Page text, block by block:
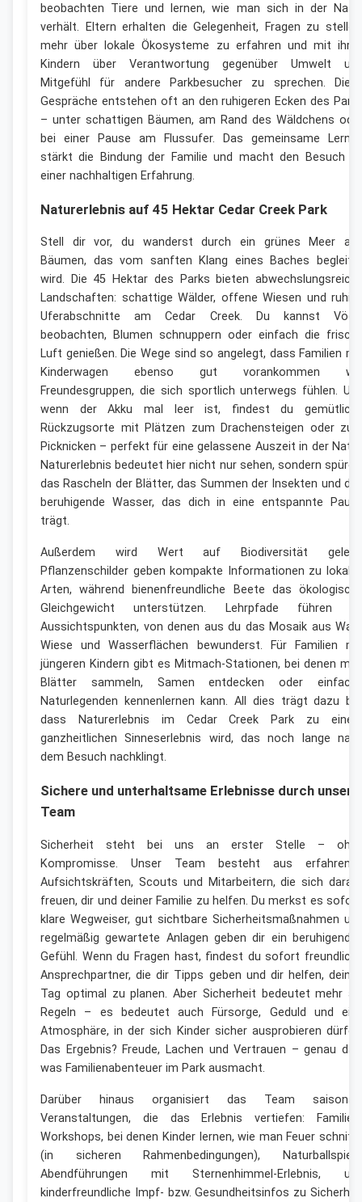
beobachten Tiere und lernen, wie man sich in der
verhält. Eltern erhalten die Gelegenheit, Fragen zu
mehr über lokale Ökosysteme zu erfahren und mit
Kindern über Verantwortung gegenüber Umwelt
Mitgefühl für andere Parkbesucher zu sprechen.
Gespräche entstehen oft an den ruhigeren Ecken des
– unter schattigen Bäumen, am Rand des Wäldchens
bei einer Pause am Flussufer. Das gemeinsame
stärkt die Bindung der Familie und macht den Besuch
einer nachhaltigen Erfahrung.
Naturerlebnis auf 45 Hektar Cedar Creek Park
Stell dir vor, du wanderst durch ein grünes Meer
Bäumen, das vom sanften Klang eines Baches
wird. Die 45 Hektar des Parks bieten
Landschaften: schattige Wälder, offene Wiesen und
Uferabschnitte am Cedar Creek. Du kannst
beobachten, Blumen schnuppern oder einfach die
Luft genießen. Die Wege sind so angelegt, dass Familien
Kinderwagen ebenso gut vorankommen
Freundesgruppen, die sich sportlich unterwegs fühlen.
wenn der Akku mal leer ist, findest du
Rückzugsorte mit Plätzen zum Drachensteigen oder
Picknicken – perfekt für eine gelassene Auszeit in der
Naturerlebnis bedeutet hier nicht nur sehen, sondern
das Rascheln der Blätter, das Summen der Insekten und
beruhigende Wasser, das dich in eine entspannte
trägt.
Außerdem wird Wert auf Biodiversität
Pflanzenschilder geben kompakte Informationen zu
Arten, während bienenfreundliche Beete das
Gleichgewicht unterstützen. Lehrpfade führen
Aussichtspunkten, von denen aus du das Mosaik aus
Wiese und Wasserflächen bewunderst. Für Familien
jüngeren Kindern gibt es Mitmach-Stationen, bei denen
Blätter sammeln, Samen entdecken oder
Naturlegenden kennenlernen kann. All dies trägt dazu
dass Naturerlebnis im Cedar Creek Park zu
ganzheitlichen Sinneserlebnis wird, das noch lange
dem Besuch nachklingt.
Sichere und unterhaltsame Erlebnisse durch unser
Team
Sicherheit steht bei uns an erster Stelle –
Kompromisse. Unser Team besteht aus
Aufsichtskräften, Scouts und Mitarbeitern, die sich
freuen, dir und deiner Familie zu helfen. Du merkst es
klare Wegweiser, gut sichtbare Sicherheitsmaßnahmen
regelmäßig gewartete Anlagen geben dir ein
Gefühl. Wenn du Fragen hast, findest du sofort
Ansprechpartner, die dir Tipps geben und dir helfen,
Tag optimal zu planen. Aber Sicherheit bedeutet mehr
Regeln – es bedeutet auch Fürsorge, Geduld und
Atmosphäre, in der sich Kinder sicher ausprobieren
Das Ergebnis? Freude, Lachen und Vertrauen – genau
was Familienabenteuer im Park ausmacht.
Darüber hinaus organisiert das Team
Veranstaltungen, die das Erlebnis vertiefen:
Workshops, bei denen Kinder lernen, wie man Feuer
(in sicheren Rahmenbedingungen),
Abendführungen mit Sternenhimmel-Erlebnis,
kinderfreundliche Impf- bzw. Gesundheitsinfos zu